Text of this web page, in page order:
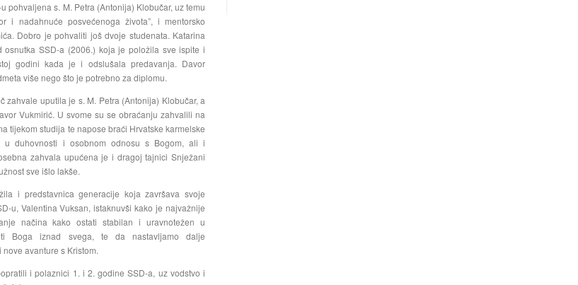
pohvaljena s. M. Petra (Antonija) Klobučar, uz temu
i nadahnuće posvećenoga života”, i mentorsko
Dobro je pohvaliti još dvoje studenata. Katarina
osnutka SSD-a (2006.) koja je položila sve ispite i
godini kada je i odslušala predavanja. Davor
više nego što je potrebno za diplomu.
zahvale uputila je s. M. Petra (Antonija) Klobučar, a
Vukmirić. U svome su se obraćanju zahvalili na
tijekom studija te napose braći Hrvatske karmelske
duhovnosti i osobnom odnosu s Bogom, ali i
zahvala upućena je i dragoj tajnici Snježani
sve išlo lakše.
i predstavnica generacije koja završava svoje
u, Valentina Vuksan, istaknuvši kako je najvažnije
načina kako ostati stabilan i uravnotežen u
Boga iznad svega, te da nastavljamo dalje
avanture s Kristom.
i polaznici 1. i 2. godine SSD-a, uz vodstvo i